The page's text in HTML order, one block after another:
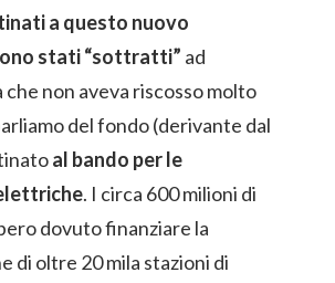
a questo nuovo
stati “sottratti” ad
che non aveva riscosso molto
del fondo (derivante dal
al bando per le
. I circa 600 milioni di
dovuto finanziare la
di oltre 20 mila stazioni di